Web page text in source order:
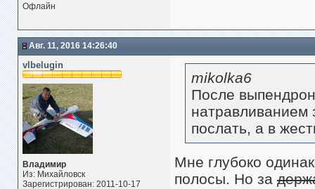
Офлайн
Авг. 11, 2016 14:26:40
vlbelugin
Владимир
Из: Михайловск
Зарегистрирован: 2011-10-17
mikolka6
После
натравливанием
послать, а в
Мне глубоко
полосы. Но за